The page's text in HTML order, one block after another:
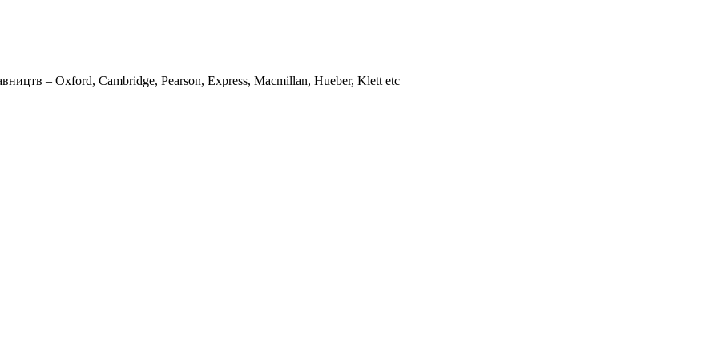
– Oxford, Cambridge, Pearson, Express, Macmillan, Hueber, Klett etc